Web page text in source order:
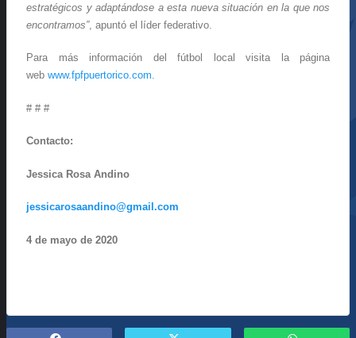
estratégicos y adaptándose a esta nueva situación en la que nos
encontramos”, apuntó el líder federativo.
Para más información del fútbol local visita la página
web www.fpfpuertorico.com.
# # #
Contacto:
Jessica Rosa Andino
jessicarosaandino@gmail.com
4 de mayo de 2020